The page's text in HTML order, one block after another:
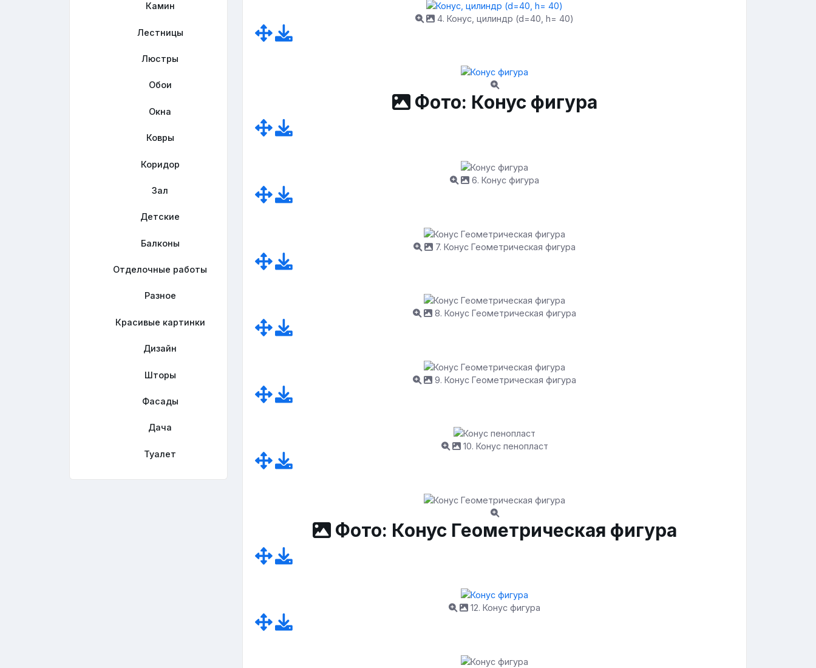
Камин
Лестницы
Люстры
Обои
Окна
Ковры
Коридор
Зал
Детские
Балконы
Отделочные работы
Разное
Красивые картинки
Дизайн
Шторы
Фасады
Дача
Туалет
4. Конус, цилиндр (d=40, h= 40)
Фото: Конус фигура
6. Конус фигура
7. Конус Геометрическая фигура
8. Конус Геометрическая фигура
9. Конус Геометрическая фигура
10. Конус пенопласт
Фото: Конус Геометрическая фигура
12. Конус фигура